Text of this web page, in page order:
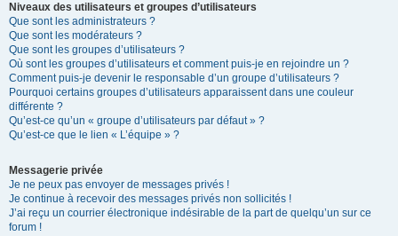
Niveaux des utilisateurs et groupes d’utilisateurs
Que sont les administrateurs ?
Que sont les modérateurs ?
Que sont les groupes d’utilisateurs ?
Où sont les groupes d’utilisateurs et comment puis-je en rejoindre un ?
Comment puis-je devenir le responsable d’un groupe d’utilisateurs ?
Pourquoi certains groupes d’utilisateurs apparaissent dans une couleur
différente ?
Qu’est-ce qu’un « groupe d’utilisateurs par défaut » ?
Qu’est-ce que le lien « L’équipe » ?
Messagerie privée
Je ne peux pas envoyer de messages privés !
Je continue à recevoir des messages privés non sollicités !
J’ai reçu un courrier électronique indésirable de la part de quelqu’un sur ce
forum !